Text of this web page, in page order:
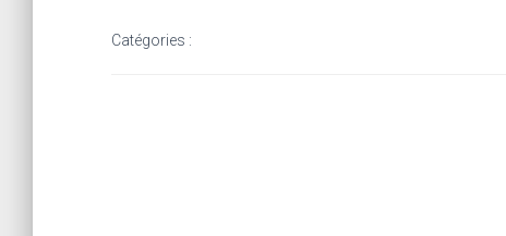
Catégories :